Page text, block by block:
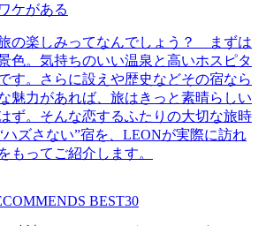
ケがある
の楽しみってなんでしょう？ まずは
色。気持ちのいい温泉と高いホスピタ
す。さらに設えや歴史などその宿なら
魅力があれば、旅はきっと素晴らしい
ず。そんな恋するふたりの大切な旅時
ハズさない”宿を、LEONが実際に訪れ
もってご紹介します。
BEST30